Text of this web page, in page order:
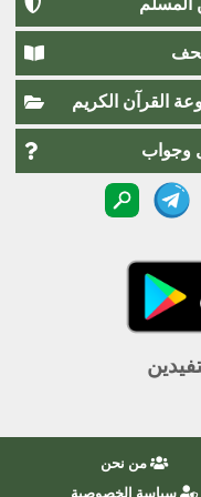
القرآن الكريم
وجواب
من نحن
سياسة الخصوصية